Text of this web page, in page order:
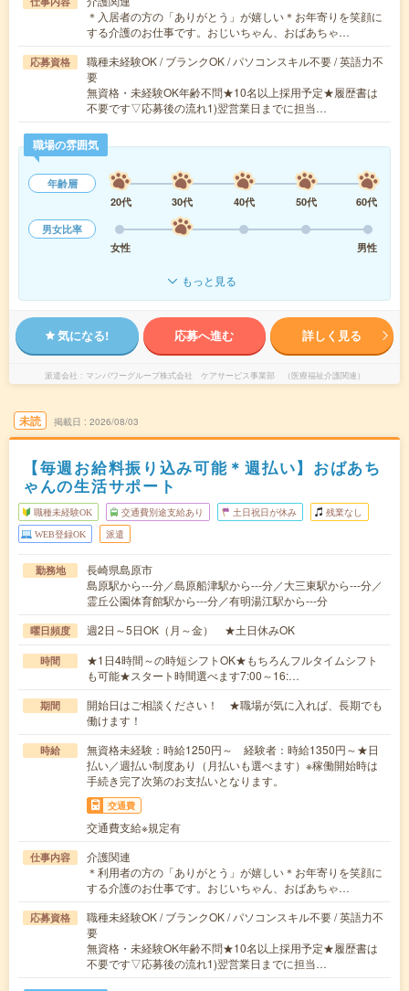
＊入居者の方の「ありがとう」が嬉しい＊お年寄りを笑顔に
する介護のお仕事です。おじいちゃん、おばあちゃ…
応募資格
職種未経験OK / ブランクOK / パソコンスキル不要 / 英語力不
要
無資格・未経験OK年齢不問★10名以上採用予定★履歴書は
不要です▽応募後の流れ1)翌営業日までに担当…
職場の雰囲気
年齢層
20代
30代 40代 50代
60代
男女比率
女性
男性
もっと見る
気になる! 応募へ進む 詳しく見る
派遣会社 マンパワーグループ株式会社 ケアサービス事業部 （医療福祉介護関連）
未読 掲載日 2026/08/03
【毎週お給料振り込み可能＊週払い】おばあち
ゃんの生活サポート
職種未経験OK 交通費別途支給あり 土日祝日が休み 残業なし
WEB登録OK 派遣
勤務地
長崎県島原市
島原駅から---分／島原船津駅から---分／大三東駅から---分／
霊丘公園体育館駅から---分／有明湯江駅から---分
曜日頻度 週2日～5日OK（月～金） ★土日休みOK
時間
★1日4時間～の時短シフトOK★もちろんフルタイムシフト
も可能★スタート時間選べます7:00～16:…
期間
開始日はご相談ください！ ★職場が気に入れば、長期でも
働けます！
時給
無資格未経験：時給1250円～ 経験者：時給1350円～★日
払い／週払い制度あり（月払いも選べます）※稼働開始時は
手続き完了次第のお支払いとなります。
交通費
交通費支給※規定有
仕事内容
介護関連
＊利用者の方の「ありがとう」が嬉しい＊お年寄りを笑顔に
する介護のお仕事です。おじいちゃん、おばあちゃ…
応募資格
職種未経験OK / ブランクOK / パソコンスキル不要 / 英語力不
要
無資格・未経験OK年齢不問★10名以上採用予定★履歴書は
不要です▽応募後の流れ1)翌営業日までに担当…